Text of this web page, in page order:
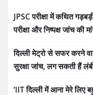
JPSC परीक्षा में कथित
परीक्षा और निष्पक्ष जांच की
दिल्ली मेट्रो से सफर करने
सुरक्षा जांच, लग सकती हैं
‘IIT दिल्ली में आना मेरे लिए